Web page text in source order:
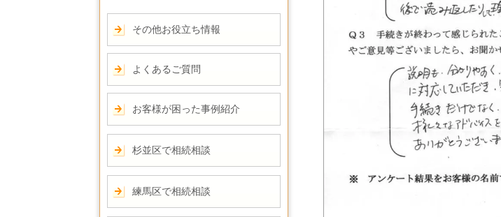
その他お役立ち情報
よくあるご質問
お客様が困った事例紹介
杉並区で相続相談
練馬区で相続相談